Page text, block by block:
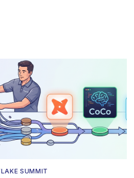
SUMMIT